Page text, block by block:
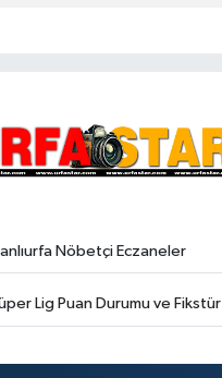
Nöbetçi Eczaneler
Lig Puan Durumu ve Fikstür